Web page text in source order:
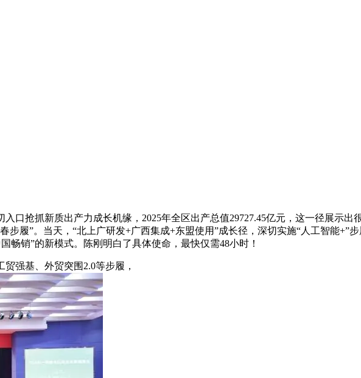
抢抓新质出产力成长机缘，2025年全区出产总值29727.45亿元，这一径展示出
步履”。当天，“北上广研发+广西集成+东盟使用”成长径，深切实施“人工智能+”
畅销”的新模式。陈刚明白了具体使命，最快仅需48小时！
强基、外贸突围2.0等步履，